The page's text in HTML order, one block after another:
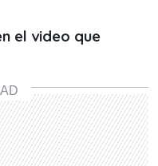
el video que